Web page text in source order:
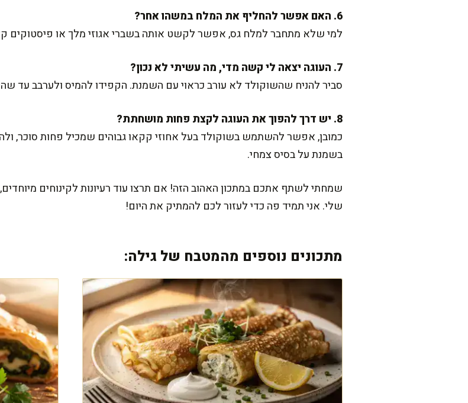
6. האם אפשר להחליף את המלח במשהו אחר?
למי שלא מתחבר למלח גס, אפשר לקשט אותה בשברי אגוזי מלך או פיסטוקים
7. העוגה יצאה לי קשה מדי, מה עשיתי לא נכון?
סביר להניח שהשוקולד לא עורב כראוי עם השמנת. הקפידו להמיס ולערבב עד
8. יש דרך להפוך את העוגה לקצת פחות מושחתת?
כמובן, אפשר להשתמש בשוקולד בעל אחוזי קקאו גבוהים שמכיל פחות סוכר,
בשמנת על בסיס צמחי.
שמחתי לשתף אתכם במתכון האהוב הזה! אם תרצו עוד רעיונות לקינוחים
שלי. אני תמיד פה כדי לעזור לכם להמתיק את היום!
מתכונים נוספים מהמטבח של גילה: